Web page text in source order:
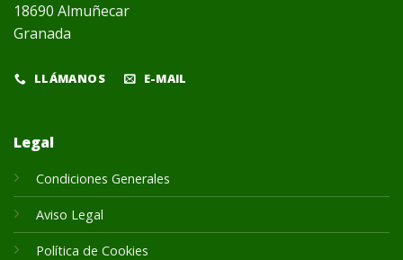
18690 Almuñecar
Granada
LLÁMANOS E-MAIL
Legal
Condiciones Generales
Aviso Legal
Política de Cookies